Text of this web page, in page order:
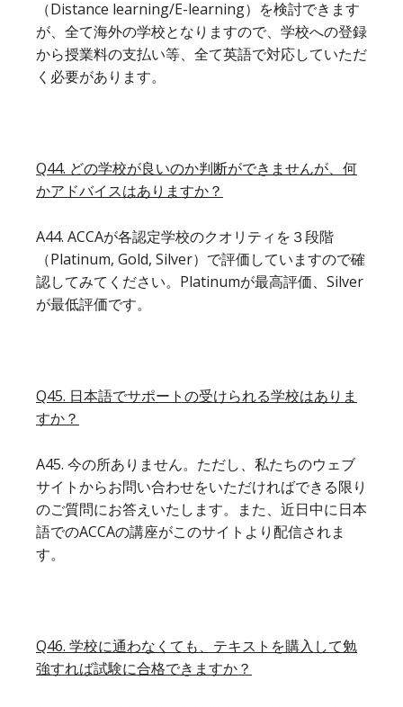
（Distance learning/E-learning）を検討できます
が、全て海外の学校となりますので、学校への登録
から授業料の支払い等、全て英語で対応していただ
く必要があります。
Q44. どの学校が良いのか判断ができませんが、何
かアドバイスはありますか？
A44. ACCAが各認定学校のクオリティを３段階
（Platinum, Gold, Silver）で評価していますので確
認してみてください。Platinumが最高評価、Silver
が最低評価です。
Q45. 日本語でサポートの受けられる学校はありま
すか？
A45. 今の所ありません。ただし、私たちのウェブ
サイトからお問い合わせをいただければできる限り
のご質問にお答えいたします。また、近日中に日本
語でのACCAの講座がこのサイトより配信されま
す。
Q46. 学校に通わなくても、テキストを購入して勉
強すれば試験に合格できますか？